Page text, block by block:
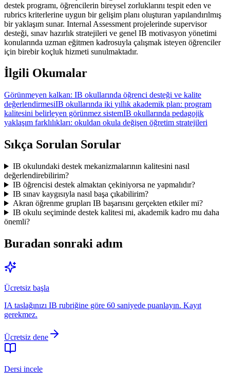
destek programı, öğrencilerin bireysel zorluklarını tespit eden ve
rubrics kriterlerine uygun bir gelişim planı oluşturan yapılandırılmış
bir yaklaşım sunar. Internal Assessment projelerinde supervisor
desteği, sınav hazırlık stratejileri ve genel IB motivasyon yönetimi
konularında uzman eğitmen kadrosuyla çalışmak isteyen öğrenciler
için birebir koçluk hizmeti sunulmaktadır.
İlgili Okumalar
Görünmeyen kalkan: IB okullarında öğrenci desteği ve kalite
değerlendirmesiIB okullarında iki yıllık akademik plan: program
kalitesini belirleyen görünmez sistemIB okullarında pedagojik
yaklaşım farklılıkları: okuldan okula değişen öğretim stratejileri
Sıkça Sorulan Sorular
IB okulundaki destek mekanizmalarının kalitesini nasıl
değerlendirebilirim?
IB öğrencisi destek almaktan çekiniyorsa ne yapmalıdır?
IB sınav kaygısıyla nasıl başa çıkabilirim?
Akran öğrenme grupları IB başarısını gerçekten etkiler mi?
IB okulu seçiminde destek kalitesi mi, akademik kadro mu daha
önemli?
Buradan sonraki adım
Ücretsiz başla
IA taslağınızı IB rubriğine göre 60 saniyede puanlayın. Kayıt
gerekmez.
Ücretsiz dene
Dersi incele